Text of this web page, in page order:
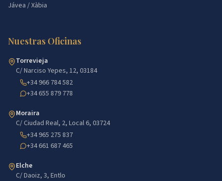
Jávea / Xàbia
Nuestras Oficinas
Torrevieja
C/ Narciso Yepes, 12, 03184
+34 966 784 582
+34 655 879 778
Moraira
C/ Ciudad Real, 2, Local 6, 03724
+34 965 275 837
+34 661 687 465
Elche
C/ Daoiz, 3, Entlo